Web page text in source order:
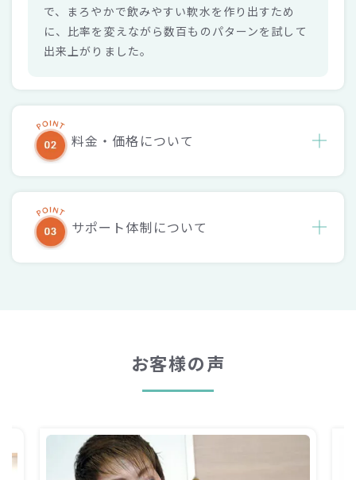
で、まろやかで飲みやすい軟水を作り出すため
に、比率を変えながら数百ものパターンを試して
出来上がりました。
料金・価格について
サポート体制について
お客様の声